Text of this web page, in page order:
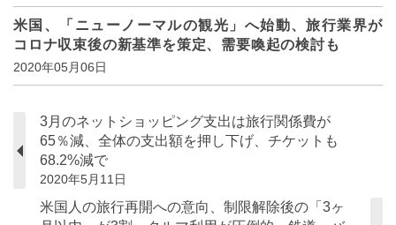
米国、「ニューノーマルの観光」へ始動、旅行業界が
コロナ収束後の新基準を策定、需要喚起の検討も
2020年05月06日
3月のネットショッピング支出は旅行関係費が
65％減、全体の支出額を押し下げ、チケットも
68.2%減で
2020年5月11日
米国人の旅行再開への意向、制限解除後の「3ヶ